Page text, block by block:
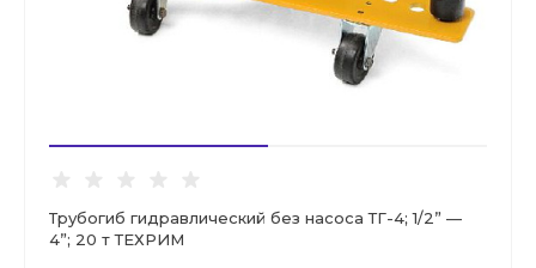
Трубогиб гидравлический без насоса ТГ-4; 1/2” —
4”; 20 т ТЕХРИМ